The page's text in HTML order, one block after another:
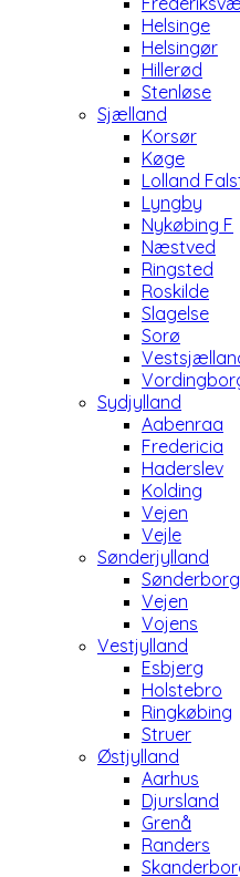
Helsinge
Helsingør
Hillerød
Stenløse
Sjælland
Korsør
Køge
Lolland
Lyngby
Nykøbing F
Næstved
Ringsted
Roskilde
Slagelse
Sorø
Sydjylland
Aabenraa
Fredericia
Haderslev
Kolding
Vejen
Vejle
Sønderjylland
Sønderborg
Vejen
Vojens
Vestjylland
Esbjerg
Holstebro
Ringkøbing
Struer
Østjylland
Aarhus
Djursland
Grenå
Randers